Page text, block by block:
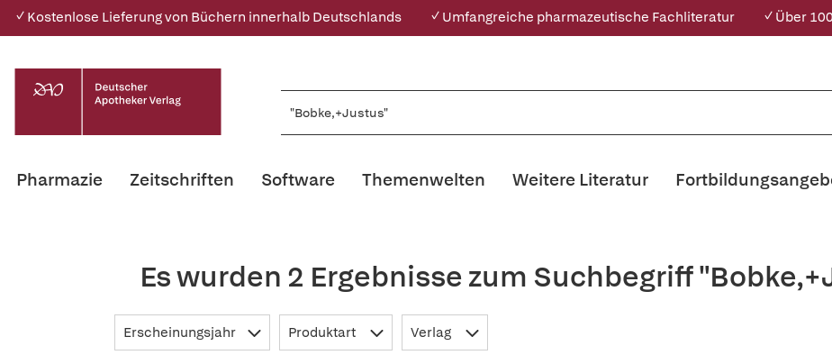
✓ Kostenlose Lieferung von Büchern innerhalb Deutschlands ✓ Umfangreiche pharmazeutische Fachliteratur ✓ Über
Pharmazie Zeitschriften Software Themenwelten Weitere Literatur
Es wurden 2 Ergebnisse zum Suchbegriff
Erscheinungsjahr Produktart Verlag